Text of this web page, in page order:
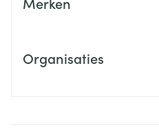
Organisaties